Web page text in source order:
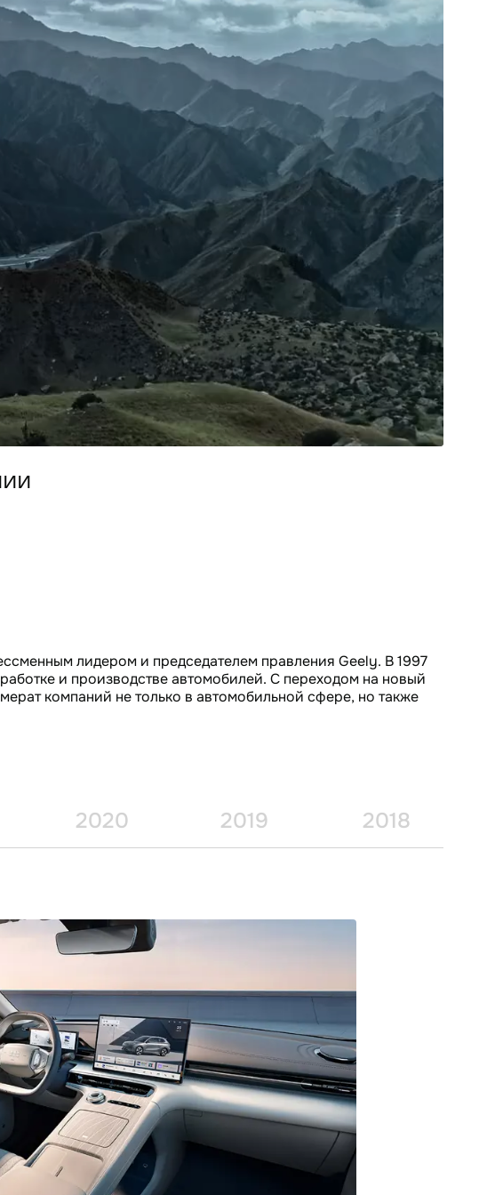
лидером и председателем правления Geely. В 1997
и производстве автомобилей. С переходом на новый
компаний не только в автомобильной сфере, но также
2020 2019 2018